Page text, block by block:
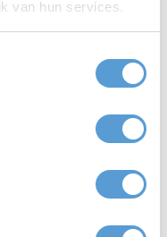
van hun services.
klassenuitjes